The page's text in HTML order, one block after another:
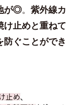
が◎。 紫外線カ
け止めと重ねて
ぐことができ